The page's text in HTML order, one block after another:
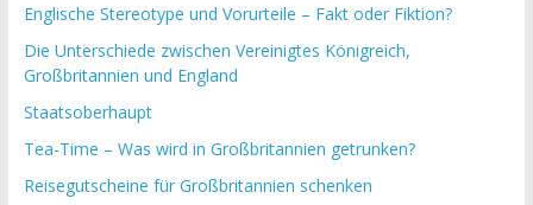
Englische Stereotype und Vorurteile – Fakt oder Fiktion?
Die Unterschiede zwischen Vereinigtes Königreich,
Großbritannien und England
Staatsoberhaupt
Tea-Time – Was wird in Großbritannien getrunken?
Reisegutscheine für Großbritannien schenken